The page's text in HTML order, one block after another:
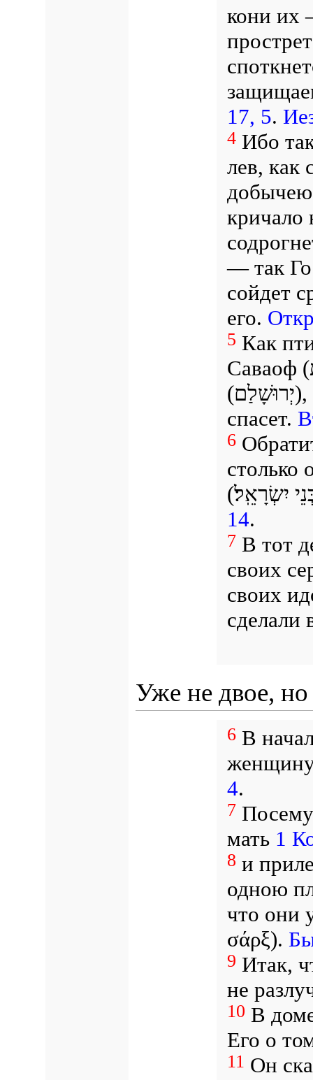
кони их
17, 5.
4Ибо
лев, как
кричало
— так
сойдет
его.
5 Как
Саваоф
(יְרוּשָׁלַם),
спасет.
6
столько
14.
7В тот
своих
своих
сделали
Уже не двое,
6В
4.
7Посему
мать 1
8 и
одною
что они
σάρξ).
9 Итак,
не
10 В
Его о
11 Он